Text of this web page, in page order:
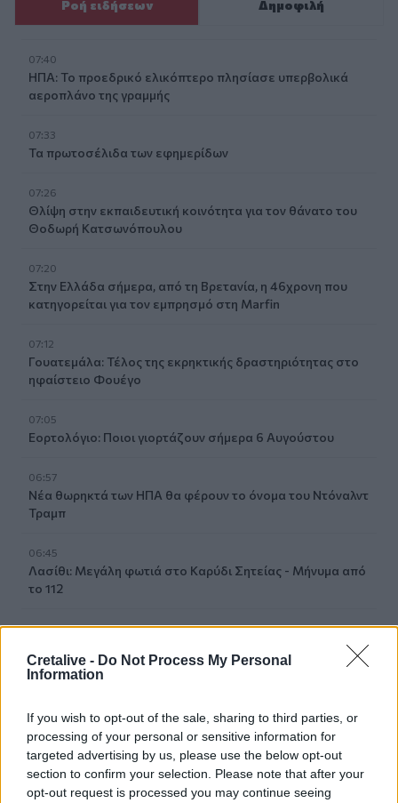
Cretalive - Do Not Process My Personal
Information
If you wish to opt-out of the sale, sharing to third parties, or
processing of your personal or sensitive information for
targeted advertising by us, please use the below opt-out
section to confirm your selection. Please note that after your
opt-out request is processed you may continue seeing
Ροή ειδήσεων Δημοφιλή
07:40
ΗΠΑ: Το προεδρικό ελικόπτερο πλησίασε υπερβολικά
αεροπλάνο της γραμμής
07:33
Τα πρωτοσέλιδα των εφημερίδων
07:26
Θλίψη στην εκπαιδευτική κοινότητα για τον θάνατο του
Θοδωρή Κατσωνόπουλου
07:20
Στην Ελλάδα σήμερα, από τη Βρετανία, η 46χρονη που
κατηγορείται για τον εμπρησμό στη Marfin
07:12
Γουατεμάλα: Τέλος της εκρηκτικής δραστηριότητας στο
ηφαίστειο Φουέγο
07:05
Εορτολόγιο: Ποιοι γιορτάζουν σήμερα 6 Αυγούστου
06:57
Νέα θωρηκτά των ΗΠΑ θα φέρουν το όνομα του Ντόναλντ
Τραμπ
06:45
Λασίθι: Μεγάλη φωτιά στο Καρύδι Σητείας - Μήνυμα από
το 112
05:37
του συζύγου της, Μπένι Μπλάνκο
03:33
Τι συμβαίνει τις μέρες ακριβώς πριν το εγκεφαλικό